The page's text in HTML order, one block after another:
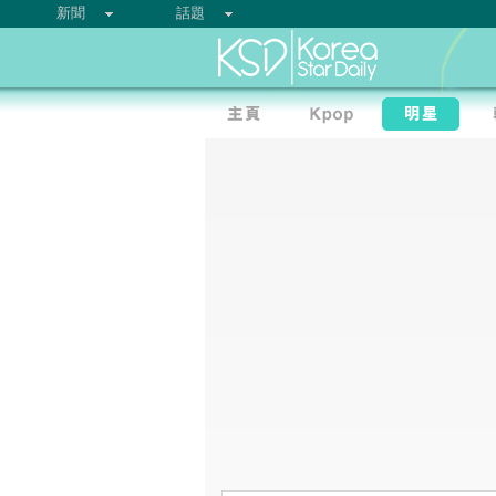
新聞 話題